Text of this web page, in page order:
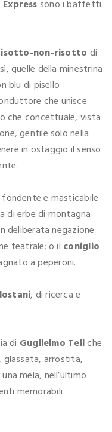
sono i baffetti
non-risotto di
quelle della minestrina
blu di pisello
che unisce
che concettuale, vista
gentile solo nella
in ostaggio il senso
e masticabile
di erbe di montagna
deliberata negazione
teatrale; o il coniglio
a peperoni.
, di ricerca e
di Guglielmo Tellche
glassata, arrostita,
mela, nell’ultimo
memorabili